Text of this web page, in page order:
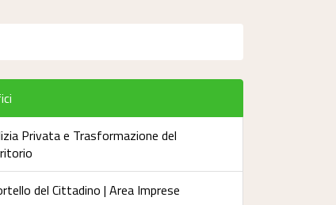
Privata e Trasformazione del
del Cittadino | Area Imprese